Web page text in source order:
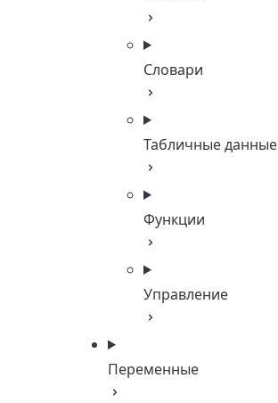
Словари
Табличные данные
Функции
Управление
Переменные